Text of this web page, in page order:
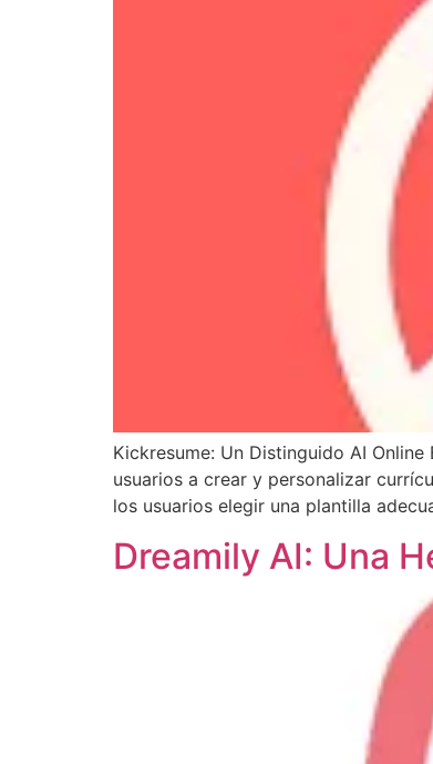
Kickresume: Un Distinguido AI
usuarios a crear y personalizar
los usuarios elegir una plantilla
Dreamily AI: Una